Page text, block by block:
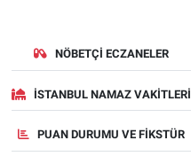
NÖBETÇI ECZANELER
İSTANBUL NAMAZ VAKITLERI
PUAN DURUMU VE FIKSTÜR